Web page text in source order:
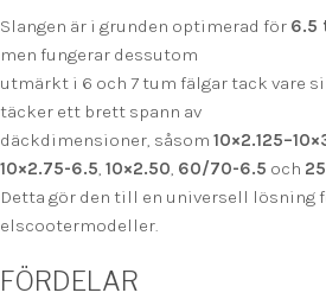
Slangen är i grunden optimerad för 6.5
men fungerar dessutom
utmärkt i 6 och 7 tum fälgar tack vare
täcker ett brett spann av
däckdimensioner, såsom
10×2.75-6.5, 10×2.50, 60/70-6.5 och
Detta gör den till en universell lösning
elscootermodeller.
FÖRDELAR